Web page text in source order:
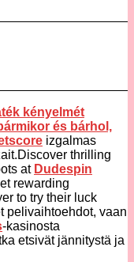
kényelmét
és bárhol,
izgalmas
thrilling
at Dudespin
rewarding
to try their luck
pelivaihtoehdot, vaan
-kasinosta
etsivät jännitystä ja